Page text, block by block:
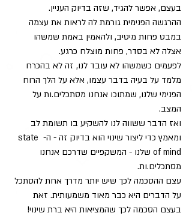
בעצם, אפשר להגיד, שזה בדיוק העניין.
ההרגשה הפנימית גורמת לה לראות את עצמה
במבט פחות מיטיב, ולהאמין באמת שמשהו
אצלה לא בסדר, פחות מוצלח כרגע.
לפעמים כשמשהו לא עובד לנו, זה לא בהכרח
מלמד על בעיה בדבר עצמו, אלא על הלך הרוח
הפנימי שלנו, שמתוכו אנחנו מסתכלים.ות על
המצב.
ואז הדבר ששווה לנו להשקיע בו תשומת לב
ומאמץ כדי ליצור שינוי הוא בדיוק זה - ה- state
of mind שלנו - המשקפיים שדרכם אנחנו
מסתכלים.ות.
עצם ההסכמה לכך שיש יותר מדרך אחת להסתכל
על הדברים היא כבר מאוד משמעותית. זאת
בעצם הסכמה לכך שהמציאות היא ברת שינוי!